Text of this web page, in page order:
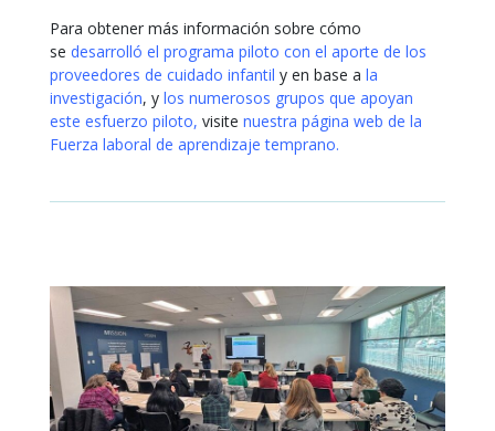
Para obtener más información sobre cómo
se desarrolló el programa piloto con el aporte de los
proveedores de cuidado infantil y en base a la
investigación, y los numerosos grupos que apoyan
este esfuerzo piloto, visite nuestra página web de la
Fuerza laboral de aprendizaje temprano.